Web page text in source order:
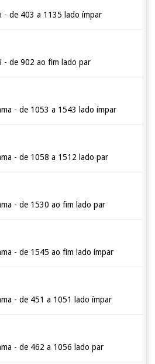
- de 403 a 1135 lado ímpar
- de 902 ao fim lado par
- de 1053 a 1543 lado ímpar
- de 1058 a 1512 lado par
- de 1530 ao fim lado par
- de 1545 ao fim lado ímpar
- de 451 a 1051 lado ímpar
- de 462 a 1056 lado par